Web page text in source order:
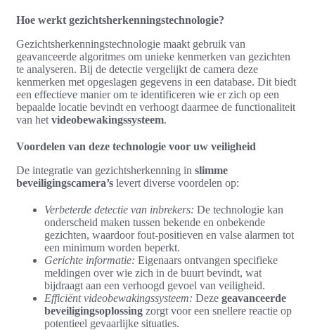
Hoe werkt gezichtsherkenningstechnologie?
Gezichtsherkenningstechnologie maakt gebruik van
geavanceerde algoritmes om unieke kenmerken van gezichten
te analyseren. Bij de detectie vergelijkt de camera deze
kenmerken met opgeslagen gegevens in een database. Dit biedt
een effectieve manier om te identificeren wie er zich op een
bepaalde locatie bevindt en verhoogt daarmee de functionaliteit
van het videobewakingssysteem.
Voordelen van deze technologie voor uw veiligheid
De integratie van gezichtsherkenning in slimme
beveiligingscamera’s levert diverse voordelen op:
Verbeterde detectie van inbrekers: De technologie kan
onderscheid maken tussen bekende en onbekende
gezichten, waardoor fout-positieven en valse alarmen tot
een minimum worden beperkt.
Gerichte informatie: Eigenaars ontvangen specifieke
meldingen over wie zich in de buurt bevindt, wat
bijdraagt aan een verhoogd gevoel van veiligheid.
Efficiënt videobewakingssysteem: Deze geavanceerde
beveiligingsoplossing zorgt voor een snellere reactie op
potentieel gevaarlijke situaties.